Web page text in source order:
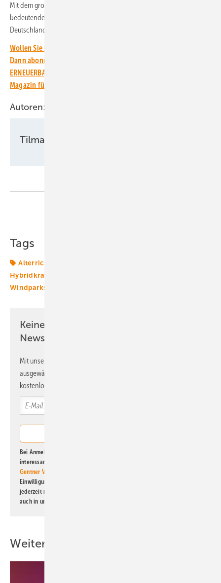
Mit dem großen Neugenehmigungsvolumen hatte Alterric einen
bedeutenden Anteil an der Rekordgenehmigung bundesweit in
Deutschland von knapp 15 Gigawatt alleine 2024.
Wollen Sie über die Energiewende auf dem Laufenden bleiben?
Dann abonnieren Sie einfach den kostenlosen Newsletter von
ERNEUERBARE ENERGIEN – dem größten verbandsunabhängigen
Magazin für erneuerbare Energien in Deutschland!
Autoren:
Tilman Weber
Tags
Alterric
Hybridkraftwerk
Windparks
Keine Zeit? Kein Problem mit dem ERE
Newsletter!
Mit unserem Newsletter erhalten Sie regelmäßig von uns
ausgewählte Informationen und Neuigkeiten, gebündelt und
kostenlos direkt ins Postfach.
Bei Anmeldung zu diesem Newsletter bin ich damit einverstanden, über
interessante Verlags- und Online-Angebote
Gentner Verlag GmbH & Co. KG
Einwilligung kann ich jederzeit widerrufen und eine Abmeldung ist
jederzeit möglich. Informationen zum Umgang mit Daten finden Sie
auch in unserer
Weitere Inhalte